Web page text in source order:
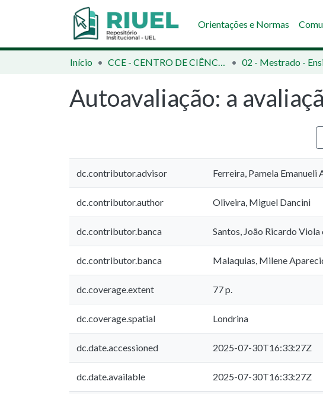
Orientações e Normas
Início CCE - CENTRO DE CIÊNCIAS EXATAS
Autoavaliação: a
dc.contributor.advisor Ferreira, Pamela Emanueli
dc.contributor.author Oliveira, Miguel Dancini
dc.contributor.banca Santos, João Ricardo Viola
dc.contributor.banca Malaquias, Milene
dc.coverage.extent 77 p.
dc.coverage.spatial Londrina
dc.date.accessioned 2025-07-30T16:33:27Z
dc.date.available 2025-07-30T16:33:27Z